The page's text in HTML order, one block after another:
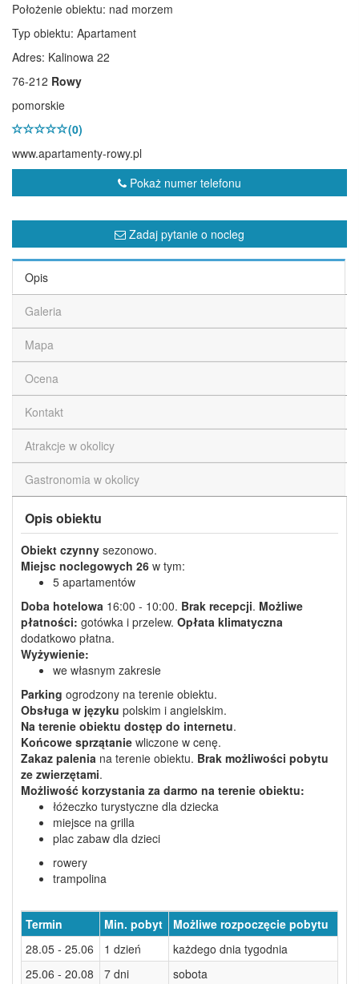
Położenie obiektu: nad morzem
Typ obiektu: Apartament
Adres: Kalinowa 22
76-212 Rowy
pomorskie
(0)
www.apartamenty-rowy.pl
Pokaż numer telefonu
Zadaj pytanie o nocleg
Opis
Galeria
Mapa
Ocena
Kontakt
Atrakcje w okolicy
Gastronomia w okolicy
Opis obiektu
Obiekt czynny sezonowo.
Miejsc noclegowych 26 w tym:
5 apartamentów
Doba hotelowa 16:00 - 10:00. Brak recepcji. Możliwe
płatności: gotówka i przelew. Opłata klimatyczna
dodatkowo płatna.
Wyżywienie:
we własnym zakresie
Parking ogrodzony na terenie obiektu.
Obsługa w języku polskim i angielskim.
Na terenie obiektu dostęp do internetu.
Końcowe sprzątanie wliczone w cenę.
Zakaz palenia na terenie obiektu. Brak możliwości pobytu
ze zwierzętami.
Możliwość korzystania za darmo na terenie obiektu:
łóżeczko turystyczne dla dziecka
miejsce na grilla
plac zabaw dla dzieci
rowery
trampolina
Termin Min. pobyt
Możliwe rozpoczęcie pobytu
28.05 - 25.06
1 dzień
każdego dnia tygodnia
25.06 - 20.08
7 dni
sobota